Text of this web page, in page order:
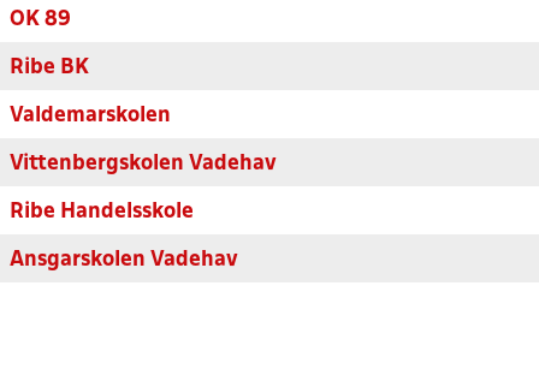
OK 89
Ribe BK
Valdemarskolen
Vittenbergskolen Vadehav
Ribe Handelsskole
Ansgarskolen Vadehav